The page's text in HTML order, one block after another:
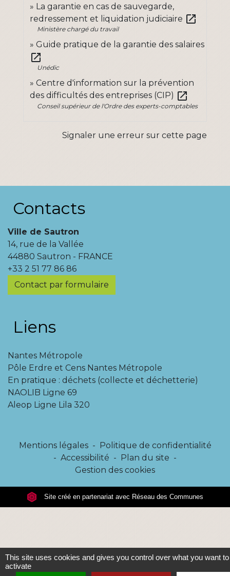
La garantie en cas de sauvegarde,
redressement et liquidation judiciaire open_in_new
Ministère chargé du travail
Guide pratique de la garantie des salaires
open_in_new
Unédic
Centre d'information sur la prévention
des difficultés des entreprises (CIP) open_in_new
Conseil supérieur de l'Ordre des experts-comptables
Signaler une erreur sur cette page
Contacts
Ville de Sautron
14, rue de la Vallée
44880 Sautron - FRANCE
+33 2 51 77 86 86
Contact par formulaire
Liens
Nantes Métropole
Pôle Erdre et Cens Nantes Métropole
En pratique : déchets (collecte et déchetterie)
NAOLIB Ligne 69
Aleop Ligne Lila 320
Mentions légales - Politique de confidentialité
- Accessibilité - Plan du site -
Gestion des cookies
Site créé en partenariat avec Réseau des Communes
This site uses cookies and gives you control over what you want to
activate